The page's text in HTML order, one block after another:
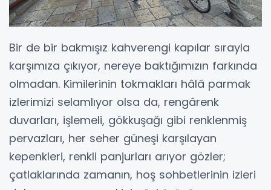
Bir de bir bakmışız kahverengi kapılar sırayla
karşımıza çıkıyor, nereye baktığımızın farkında
olmadan. Kimilerinin tokmakları hâlâ parmak
izlerimizi selamlıyor olsa da, rengârenk
duvarları, işlemeli, gökkuşağı gibi renklenmiş
pervazları, her seher güneşi karşılayan
kepenkleri, renkli panjurları arıyor gözler;
çatlaklarında zamanın, hoş sohbetlerinin izleri